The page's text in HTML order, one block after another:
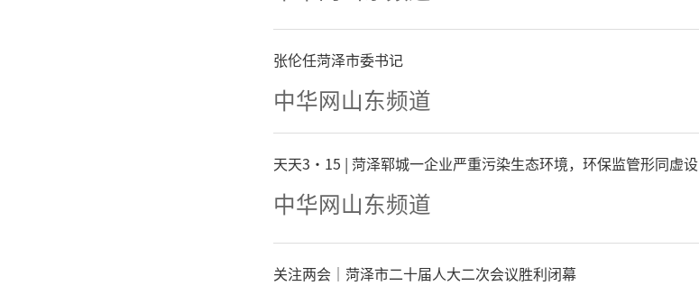
张伦任菏泽市委书记
中华网山东频道
天天3·15 | 菏泽郓城一企业严重污染生态环境，环保监管形同虚设
中华网山东频道
关注两会｜菏泽市二十届人大二次会议胜利闭幕